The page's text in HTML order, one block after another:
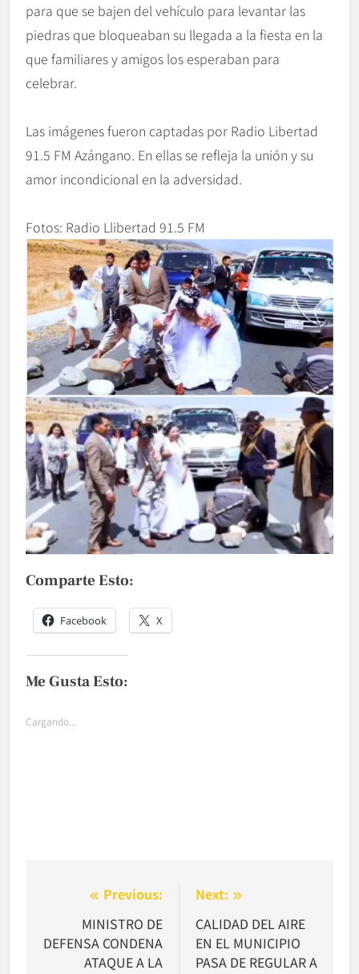
para que se bajen del vehículo para levantar las
piedras que bloqueaban su llegada a la fiesta en la
que familiares y amigos los esperaban para
celebrar.
Las imágenes fueron captadas por Radio Libertad
91.5 FM Azángano. En ellas se refleja la unión y su
amor incondicional en la adversidad.
Fotos: Radio Llibertad 91.5 FM
Comparte Esto:
Facebook X
Me Gusta Esto:
Cargando...
Navegación
entradas
Previous:
MINISTRO DE
DEFENSA CONDENA
ATAQUE A LA
Next:
CALIDAD DEL AIRE
EN EL MUNICIPIO
PASA DE REGULAR A